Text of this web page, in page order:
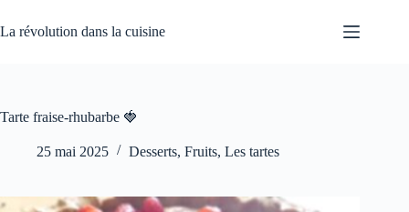
au
contenu
La révolution dans la cuisine
Tarte fraise-rhubarbe 🍓
25 mai 2025 Desserts, Fruits, Les tartes